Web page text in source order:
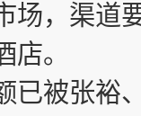
场，渠道
。
被张裕